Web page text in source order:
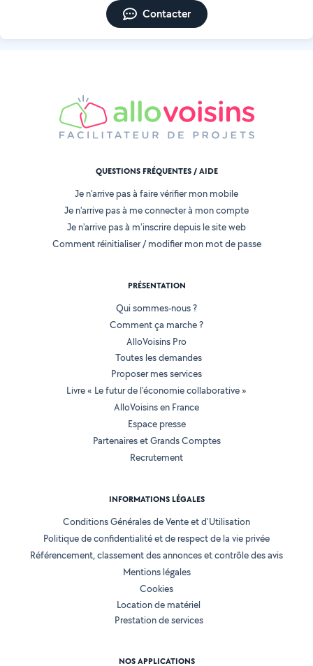
Contacter
QUESTIONS FRÉQUENTES / AIDE
Je n'arrive pas à faire vérifier mon mobile
Je n'arrive pas à me connecter à mon compte
Je n'arrive pas à m'inscrire depuis le site web
Comment réinitialiser / modifier mon mot de passe
PRÉSENTATION
Qui sommes-nous ?
Comment ça marche ?
AlloVoisins Pro
Toutes les demandes
Proposer mes services
Livre « Le futur de l'économie collaborative »
AlloVoisins en France
Espace presse
Partenaires et Grands Comptes
Recrutement
INFORMATIONS LÉGALES
Conditions Générales de Vente et d'Utilisation
Politique de confidentialité et de respect de la vie privée
Référencement, classement des annonces et contrôle des avis
Mentions légales
Cookies
Location de matériel
Prestation de services
NOS APPLICATIONS